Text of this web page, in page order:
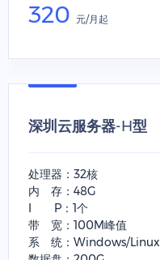
320 元/月起
深圳云服务器-H型
处理器：32核
内 存：48G
I P：1个
带 宽：100M峰值
系 统：Windows/Linux